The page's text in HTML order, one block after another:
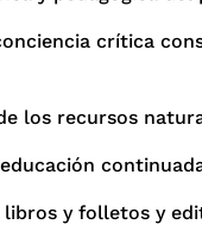
crítica
los recursos
y folletos y